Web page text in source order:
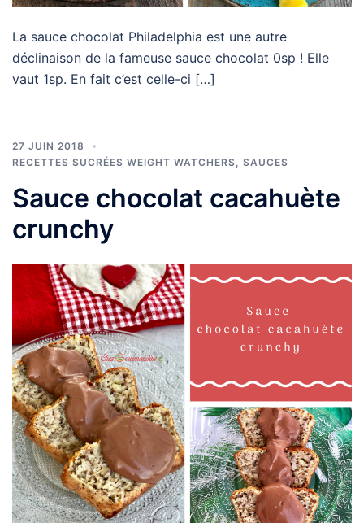
La sauce chocolat Philadelphia est une autre
déclinaison de la fameuse sauce chocolat 0sp ! Elle
vaut 1sp. En fait c’est celle-ci […]
27 JUIN 2018
RECETTES SUCRÉES WEIGHT WATCHERS
SAUCES
Sauce chocolat cacahuète
crunchy